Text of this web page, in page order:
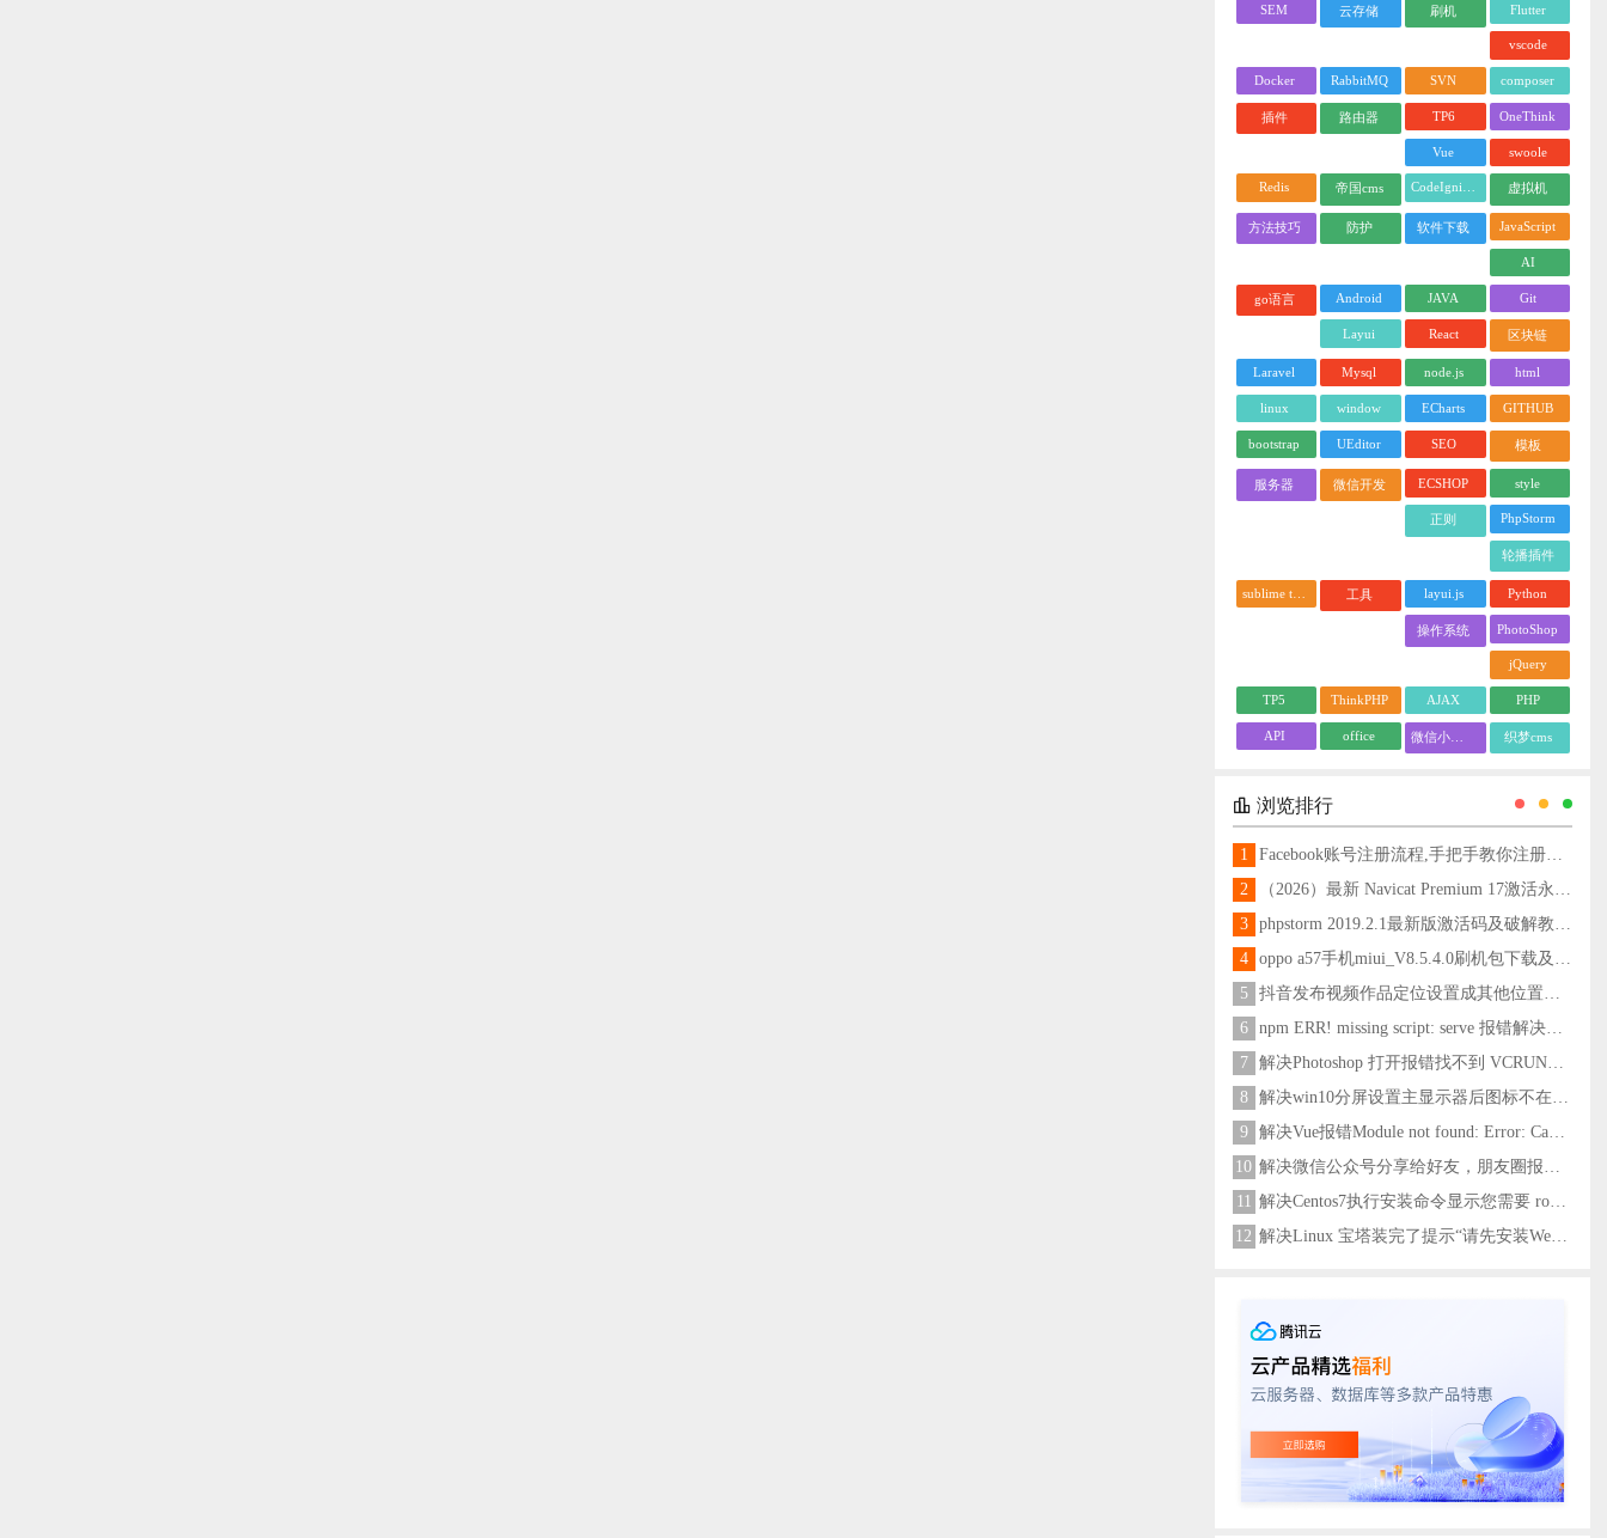
SEM 云存储 刷机 Flutter
vscode
Docker RabbitMQ SVN composer
插件 路由器 TP6 OneThink
Vue swoole
Redis 帝国cms CodeIgniter 虚拟机
方法技巧 防护 软件下载 JavaScript
AI
go语言 Android JAVA Git
Layui React 区块链
Laravel Mysql node.js html
linux window ECharts GITHUB
bootstrap UEditor SEO 模板
服务器 微信开发 ECSHOP style
正则 PhpStorm
轮播插件
sublime text 工具 layui.js Python
操作系统 PhotoShop
jQuery
TP5 ThinkPHP AJAX PHP
API office 微信小程序 织梦cms
浏览排行
1
Facebook账号注册流程,手把手教你注册脸书账号
2
（2026）最新 Navicat Premium 17激活永久教程
3
phpstorm 2019.2.1最新版激活码及破解教程更新至2024
4
oppo a57手机miui_V8.5.4.0刷机包下载及刷机教程
5
抖音发布视频作品定位设置成其他位置方法
6
npm ERR! missing script: serve 报错解决方法
7
解决Photoshop 打开报错找不到 VCRUNTIME140_1.dll问题
8
解决win10分屏设置主显示器后图标不在主显示器问题
9
解决Vue报错Module not found: Error: Can't resolve 'less-loader' in 'C:\Users\Hm\Desktop\vue\vue_shop'问题
10
解决微信公众号分享给好友，朋友圈报错errMsg: "onMenuShareAppMessage:fail, the permission value is offline verifying"
11
解决Centos7执行安装命令显示您需要 root 权限执行此命令
12
解决Linux 宝塔装完了提示“请先安装Web服务器！”